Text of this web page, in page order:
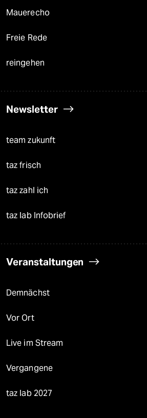
Mauerecho
Freie Rede
reingehen
Newsletter
team zukunft
taz frisch
taz zahl ich
taz lab Infobrief
Veranstaltungen
Demnächst
Vor Ort
Live im Stream
Vergangene
taz lab 2027